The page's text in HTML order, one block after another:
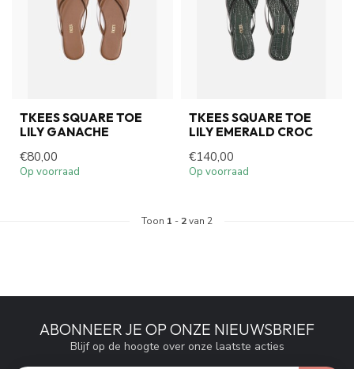
TKEES SQUARE TOE
LILY GANACHE
€80,00
Op voorraad
TKEES SQUARE TOE
LILY EMERALD CROC
€140,00
Op voorraad
Toon 1 - 2van 2
ABONNEER JE OP ONZE NIEUWSBRIEF
Blijf op de hoogte over onze laatste acties